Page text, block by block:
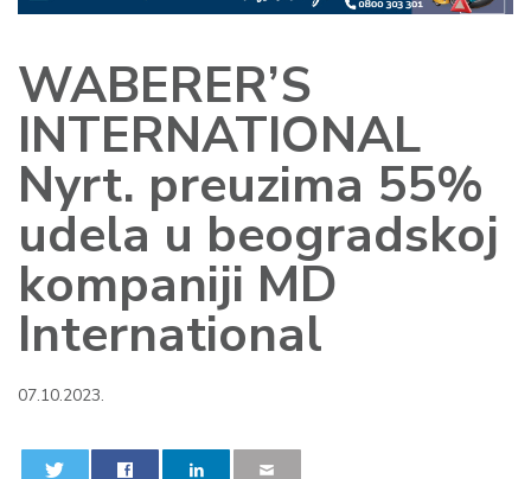
WABERER’S
INTERNATIONAL
Nyrt. preuzima 55%
udela u beogradskoj
kompaniji MD
International
07.10.2023.